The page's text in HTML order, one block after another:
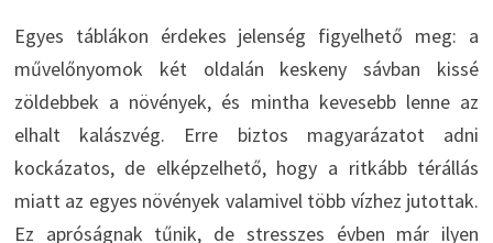
Egyes táblákon érdekes jelenség figyelhető meg: a
művelőnyomok két oldalán keskeny sávban kissé
zöldebbek a növények, és mintha kevesebb lenne az
elhalt kalászvég. Erre biztos magyarázatot adni
kockázatos, de elképzelhető, hogy a ritkább térállás
miatt az egyes növények valamivel több vízhez jutottak.
Ez apróságnak tűnik, de stresszes évben már ilyen